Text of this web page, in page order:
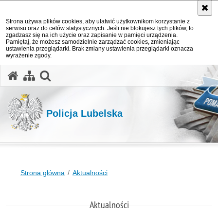
Strona używa plików cookies, aby ułatwić użytkownikom korzystanie z
serwisu oraz do celów statystycznych. Jeśli nie blokujesz tych plików, to
zgadzasz się na ich użycie oraz zapisanie w pamięci urządzenia.
Pamiętaj, że możesz samodzielnie zarządzać cookies, zmieniając
ustawienia przeglądarki. Brak zmiany ustawienia przeglądarki oznacza
wyrażenie zgody.
Policja Lubelska
Strona główna Aktualności
Aktualności